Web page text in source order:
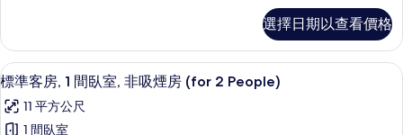
室,
非
吸
煙
房
客
房,
1
臥
室,
選擇日期以查看價格
顯
示
標
標準客房, 1 間臥室, 非吸煙房 (for 2
14
標準客房, 1 間臥室, 非吸煙房 (for 2 People)
11 平方公尺
1 間臥室